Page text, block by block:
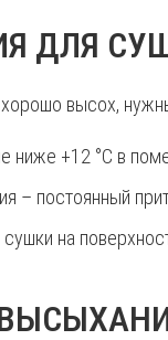
ДЛЯ
высох,
ниже +12 °C в
– постоянный
на